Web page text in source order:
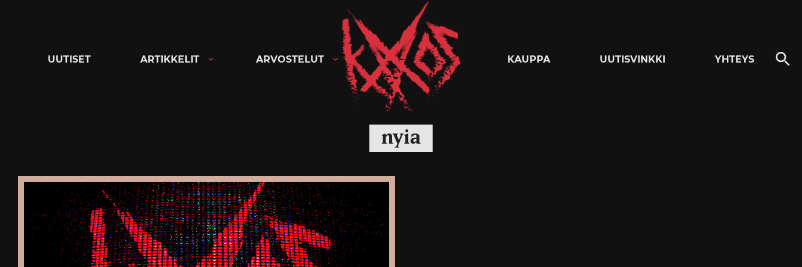
Kaaoszine
UUTISET ARTIKKELIT ARVOSTELUT KAUPPA UUTISVINKKI YHTEYS
nyia